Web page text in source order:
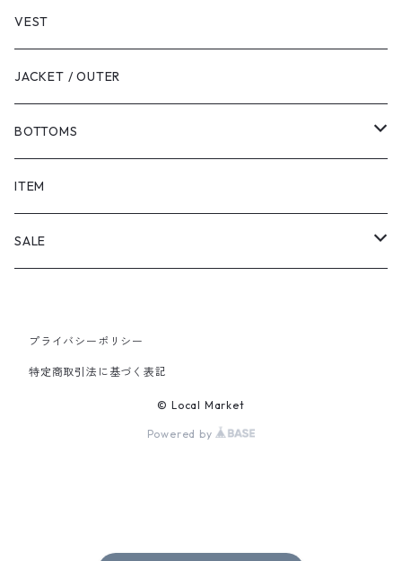
VEST
JACKET / OUTER
BOTTOMS
SHORTS
PANTS
ITEM
SALE
PANTS
プライバシーポリシー
特定商取引法に基づく表記
© Local Market
Powered by